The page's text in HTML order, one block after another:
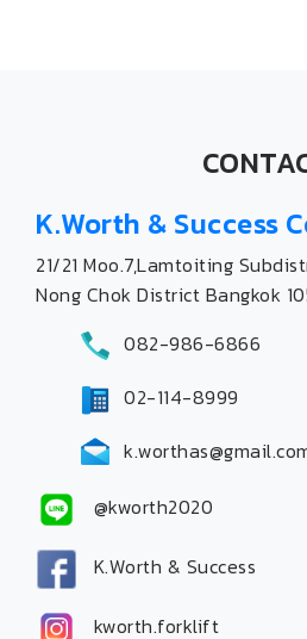
K.Worth & Success
21/21 Moo.7,Lamtoiting
Nong Chok District Bangkok
082-986-6866
02-114-8999
@kworth2020
K.Worth & Success
kworth.forklift